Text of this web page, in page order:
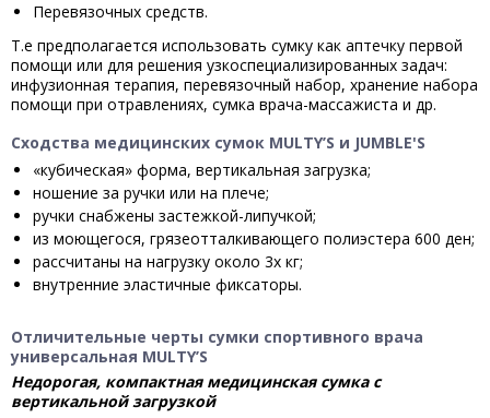
Перевязочных средств.
Т.е предполагается использовать сумку как аптечку первой
помощи или для решения узкоспециализированных задач:
инфузионная терапия, перевязочный набор, хранение набора
помощи при отравлениях, сумка врача-массажиста и др.
Сходства медицинских сумок MULTY’S и JUMBLE'S
«кубическая» форма, вертикальная загрузка;
ношение за ручки или на плече;
ручки снабжены застежкой-липучкой;
из моющегося, грязеотталкивающего полиэстера 600 ден;
рассчитаны на нагрузку около 3х кг;
внутренние эластичные фиксаторы.
Отличительные черты сумки спортивного врача
универсальная MULTY’S
Недорогая, компактная медицинская сумка с
вертикальной загрузкой